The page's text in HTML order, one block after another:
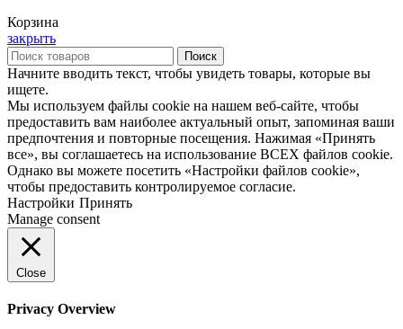
Корзина
закрыть
Поиск
Начните вводить текст, чтобы увидеть товары, которые вы
ищете.
Мы используем файлы cookie на нашем веб-сайте, чтобы
предоставить вам наиболее актуальный опыт, запоминая ваши
предпочтения и повторные посещения. Нажимая «Принять
все», вы соглашаетесь на использование ВСЕХ файлов cookie.
Однако вы можете посетить «Настройки файлов cookie»,
чтобы предоставить контролируемое согласие.
Настройки Принять
Manage consent
Close
Privacy Overview